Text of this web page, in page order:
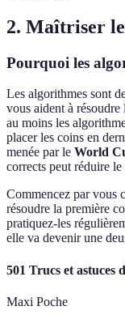
2. Maîtriser
Pourquoi les
Les algorithmes sont
vous aident à
au moins les
placer les coins en
menée par le World
corrects peut réduire
Commencez par vous
résoudre la première
pratiquez-les
elle va devenir une
501 Trucs et astuces
Maxi Poche